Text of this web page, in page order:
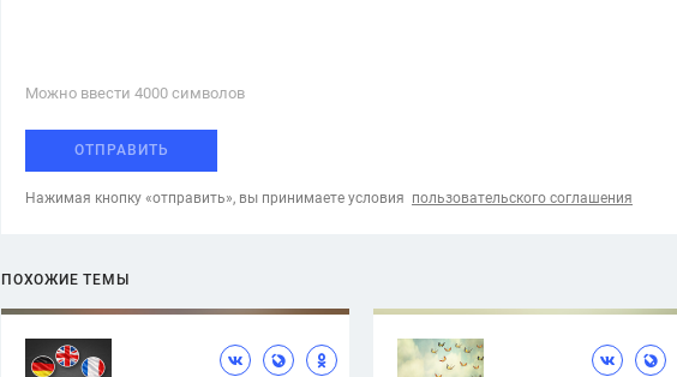
Можно ввести 4000 cимволов
ОТПРАВИТЬ
Нажимая кнопку «отправить», вы принимаете условия пользовательского соглашения
ПОХОЖИЕ ТЕМЫ